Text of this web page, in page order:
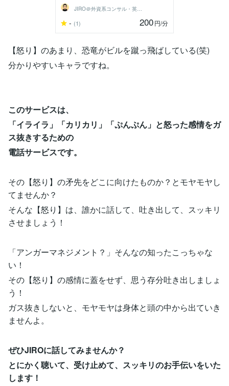
JIRO＠外資系コンサル・英語育児
- (1) 200円/分
【怒り】のあまり、恐竜がビルを蹴っ飛ばしている(笑)
分かりやすいキャラですね。
このサービスは、
「イライラ」「カリカリ」「ぷんぷん」と怒った感情をガ
ス抜きするための
電話サービスです。
その【怒り】の矛先をどこに向けたものか？とモヤモヤし
てませんか？
そんな【怒り】は、誰かに話して、吐き出して、スッキリ
させましょう！
「アンガーマネジメント？」そんなの知ったこっちゃな
い！
その【怒り】の感情に蓋をせず、思う存分吐き出しましょ
う！
ガス抜きしないと、モヤモヤは身体と頭の中から出ていき
ませんよ。
ぜひJIROに話してみませんか？
とにかく聴いて、受け止めて、スッキリのお手伝いをいた
します！